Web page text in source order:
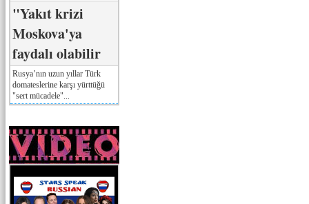
"Yakıt krizi
Moskova'ya
faydalı olabilir
Rusya’nın uzun yıllar Türk
domateslerine karşı yürttüğü
"sert mücadele"...